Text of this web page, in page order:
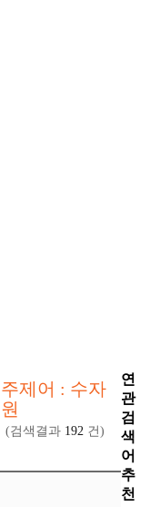
주제어 : 수자
원
(검색결과 192 건)
연
관
검
색
어
추
천